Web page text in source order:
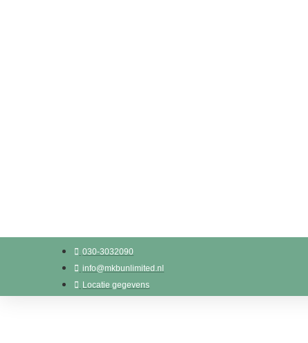
030-3032090
info@mkbunlimited.nl
Locatie gegevens